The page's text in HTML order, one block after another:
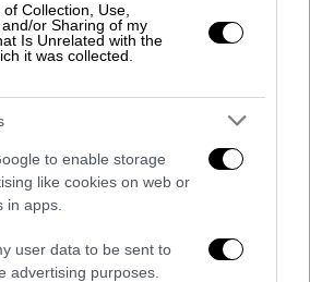
Collection, Use,
or Sharing of my
Is Unrelated with the
it was collected.
to enable storage
like cookies on web or
in apps.
user data to be sent to
advertising purposes.